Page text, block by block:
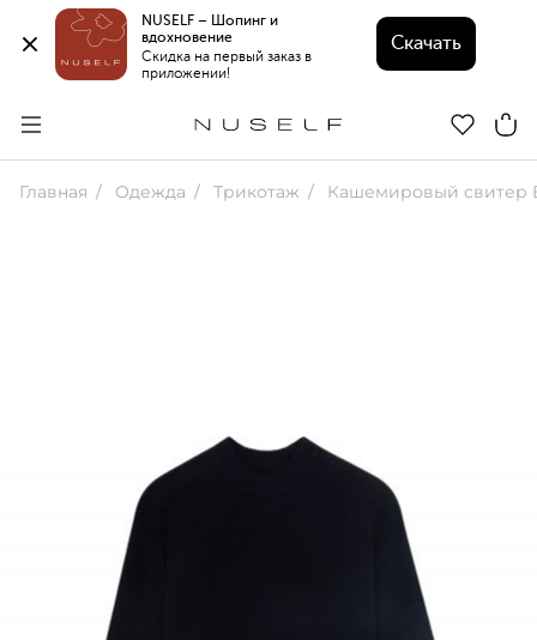
NUSELF – Шопинг и
вдохновение
Скидка на первый заказ в
приложении!
Скачать
Главная Одежда Трикотаж Кашемировый свитер